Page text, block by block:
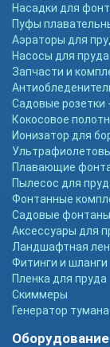
Насадки для
Пуфы
Аэраторы для
Насосы для пруда
Запчасти и
Садовые розетки
Кокосовое
Ионизатор для
Плавающие
Пылесос для
Фонтанные
Садовые
Аксессуары для
Ландшафтная
Фитинги и шланги
Пленка для пруда
Скиммеры
Генератор